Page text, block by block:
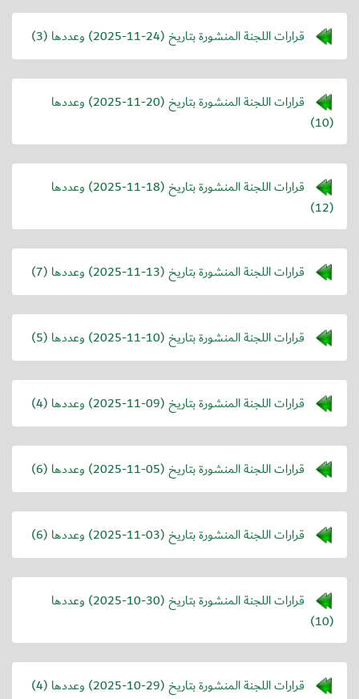
قرارات اللجنة المنشورة بتاريخ (2025-11-24) وعددها (3)
قرارات اللجنة المنشورة بتاريخ (2025-11-20) وعددها
(10)
قرارات اللجنة المنشورة بتاريخ (2025-11-18) وعددها
(12)
قرارات اللجنة المنشورة بتاريخ (2025-11-13) وعددها (7)
قرارات اللجنة المنشورة بتاريخ (2025-11-10) وعددها (5)
قرارات اللجنة المنشورة بتاريخ (2025-11-09) وعددها (4)
قرارات اللجنة المنشورة بتاريخ (2025-11-05) وعددها (6)
قرارات اللجنة المنشورة بتاريخ (2025-11-03) وعددها (6)
قرارات اللجنة المنشورة بتاريخ (2025-10-30) وعددها
(10)
قرارات اللجنة المنشورة بتاريخ (2025-10-29) وعددها (4)